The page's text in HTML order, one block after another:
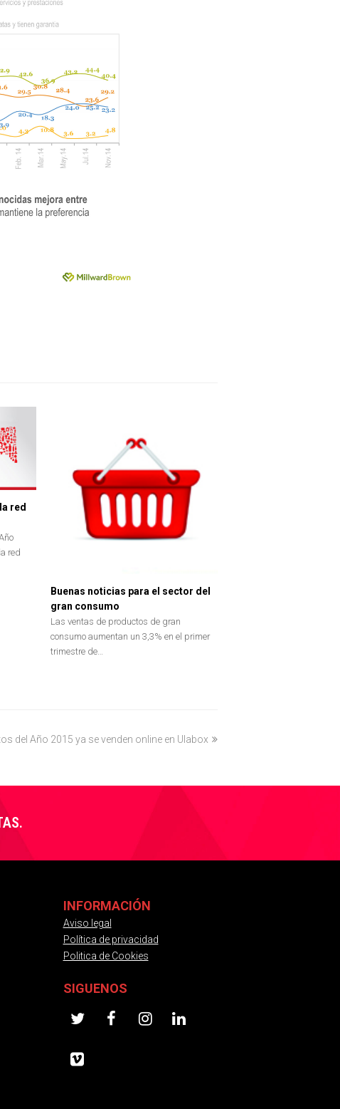
red
red
Buenas noticias para el sector del
gran consumo
Las ventas de productos de gran
consumo aumentan un 3,3% en el primer
trimestre de…
del Año 2015 ya se venden online en Ulabox
INFORMACIÓN
Aviso legal
Política de privacidad
Politica de Cookies
SIGUENOS
twitterfacebookinstagram